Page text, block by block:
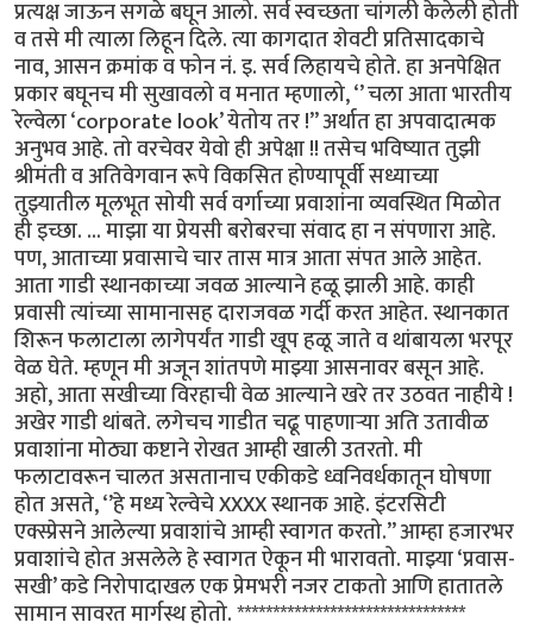
प्रत्यक्ष जाऊन सगळे बघून आलो. सर्व स्वच्छता चांगली केलेली होती
व तसे मी त्याला लिहून दिले. त्या कागदात शेवटी प्रतिसादकाचे
नाव, आसन क्रमांक व फोन नं. इ. सर्व लिहायचे होते. हा अनपेक्षित
प्रकार बघूनच मी सुखावलो व मनात म्हणालो, ‘’ चला आता भारतीय
रेल्वेला ‘corporate look’ येतोय तर !” अर्थात हा अपवादात्मक
अनुभव आहे. तो वरचेवर येवो ही अपेक्षा !! तसेच भविष्यात तुझी
श्रीमंती व अतिवेगवान रूपे विकसित होण्यापूर्वी सध्याच्या
तुझ्यातील मूलभूत सोयी सर्व वर्गाच्या प्रवाशांना व्यवस्थित मिळोत
ही इच्छा. ... माझा या प्रेयसी बरोबरचा संवाद हा न संपणारा आहे.
पण, आताच्या प्रवासाचे चार तास मात्र आता संपत आले आहेत.
आता गाडी स्थानकाच्या जवळ आल्याने हळू झाली आहे. काही
प्रवासी त्यांच्या सामानासह दाराजवळ गर्दी करत आहेत. स्थानकात
शिरून फलाटाला लागेपर्यंत गाडी खूप हळू जाते व थांबायला भरपूर
वेळ घेते. म्हणून मी अजून शांतपणे माझ्या आसनावर बसून आहे.
अहो, आता सखीच्या विरहाची वेळ आल्याने खरे तर उठवत नाहीये !
अखेर गाडी थांबते. लगेचच गाडीत चढू पाहणाऱ्या अति उतावीळ
प्रवाशांना मोठ्या कष्टाने रोखत आम्ही खाली उतरतो. मी
फलाटावरून चालत असतानाच एकीकडे ध्वनिवर्धकातून घोषणा
होत असते, ‘’हे मध्य रेल्वेचे XXXX स्थानक आहे. इंटरसिटी
एक्स्प्रेसने आलेल्या प्रवाशांचे आम्ही स्वागत करतो.’’ आम्हा हजारभर
प्रवाशांचे होत असलेले हे स्वागत ऐकून मी भारावतो. माझ्या ‘प्रवास-
सखी’ कडे निरोपादाखल एक प्रेमभरी नजर टाकतो आणि हातातले
सामान सावरत मार्गस्थ होतो. ********************************